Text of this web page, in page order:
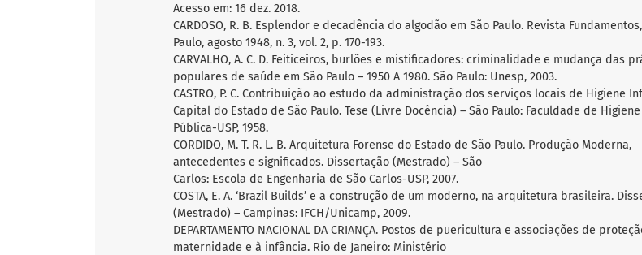
Acesso em: 16 dez. 2018.
CARDOSO, R. B. Esplendor e decadência do algodão em São Paulo. Revista
Paulo, agosto 1948, n. 3, vol. 2, p. 170-193.
CARVALHO, A. C. D. Feiticeiros, burlões e mistificadores: criminalidade e mudança das
populares de saúde em São Paulo – 1950 A 1980. São Paulo: Unesp, 2003.
CASTRO, P. C. Contribuição ao estudo da administração dos serviços locais de Higiene
Capital do Estado de São Paulo. Tese (Livre Docência) – São Paulo: Faculdade de
Pública-USP, 1958.
CORDIDO, M. T. R. L. B. Arquitetura Forense do Estado de São Paulo. Produção Moderna,
antecedentes e significados. Dissertação (Mestrado) – São
Carlos: Escola de Engenharia de São Carlos-USP, 2007.
COSTA, E. A. ‘Brazil Builds’ e a construção de um moderno, na arquitetura brasileira.
(Mestrado) – Campinas: IFCH/Unicamp, 2009.
DEPARTAMENTO NACIONAL DA CRIANÇA. Postos de puericultura e associações de
maternidade e à infância. Rio de Janeiro: Ministério